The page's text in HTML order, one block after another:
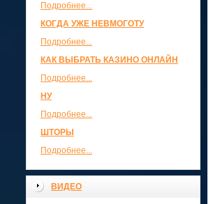
Подробнее...
КОГДА УЖЕ НЕВМОГОТУ
Подробнее...
КАК ВЫБРАТЬ КАЗИНО ОНЛАЙН
Подробнее...
НУ
Подробнее...
ШТОРЫ
Подробнее...
ВИДЕО